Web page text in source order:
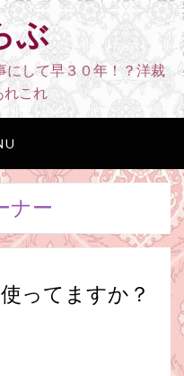
ぶ
して早３０年！？洋裁
れこれ
ナー
ってますか？